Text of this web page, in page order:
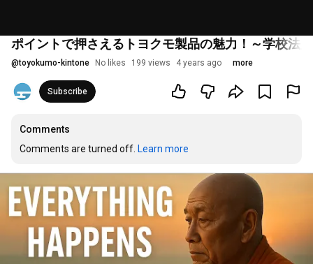
ポイントで押さえるトヨクモ製品の魅力！～学校法
@toyokumo-kintone No likes 199 views 4 years ago more
Subscribe
Comments
Comments are turned off. Learn more